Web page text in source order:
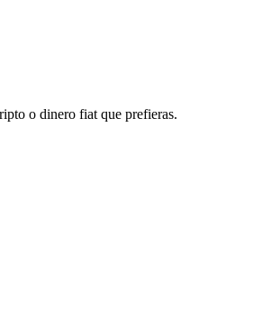
o dinero fiat que prefieras.